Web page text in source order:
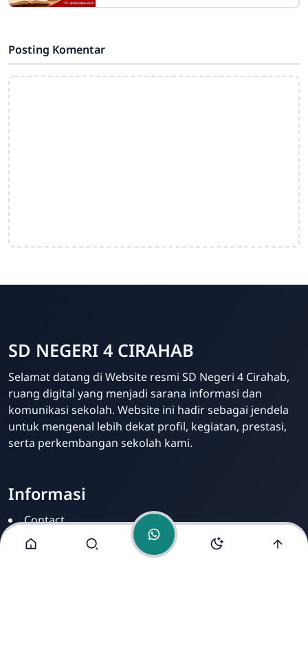
Admin
Online
Posting Komentar
SD NEGERI 4 CIRAHAB
Selamat datang di Website resmi SD Negeri 4 Cirahab,
ruang digital yang menjadi sarana informasi dan
komunikasi sekolah. Website ini hadir sebagai jendela
untuk mengenal lebih dekat profil, kegiatan, prestasi,
serta perkembangan sekolah kami.
Informasi
Contact
Disclamer